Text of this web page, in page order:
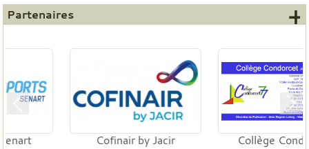
Partenaires
Collège Condorcet